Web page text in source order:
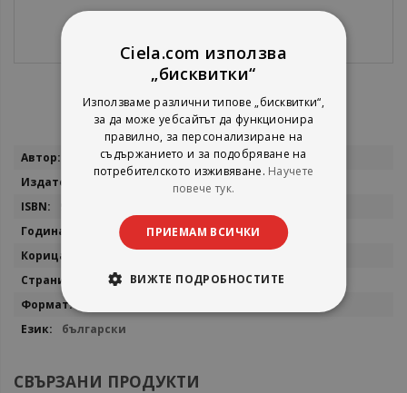
Повече
Ваня Майсторска, Павлина Върбанова
2026
български
СВЪРЗАНИ ПРОДУКТИ
Ciela.com използва
„бисквитки“
Използваме различни типове „бисквитки“,
за да може уебсайтът да функционира
правилно, за персонализиране на
съдържанието и за подобряване на
потребителското изживяване. Научете
повече тук.
ПРИЕМАМ ВСИЧКИ
ВИЖТЕ ПОДРОБНОСТИТЕ